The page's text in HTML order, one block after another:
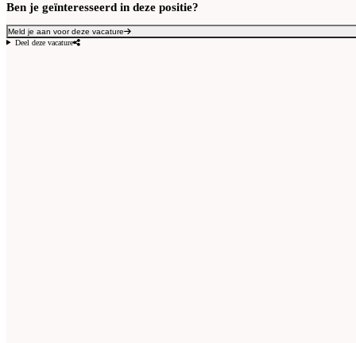
Ben je geïnteresseerd in deze positie?
Meld je aan voor deze vacature
Deel deze vacature